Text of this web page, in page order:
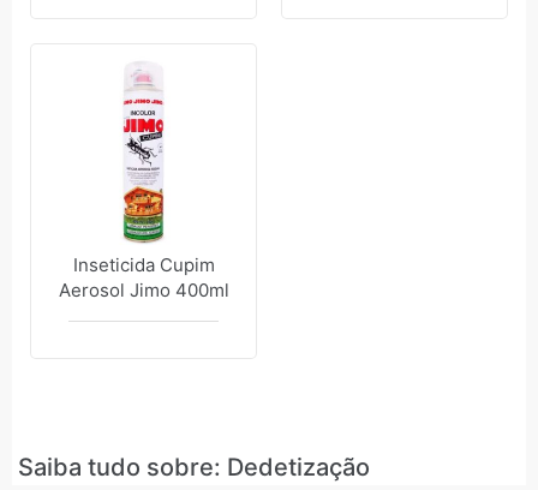
Inseticida Cupim
Aerosol Jimo 400ml
Saiba tudo sobre: Dedetização